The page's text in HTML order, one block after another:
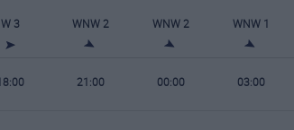
W 3 WNW 2 WNW 2 WNW 1
21:00 00:00 03:00